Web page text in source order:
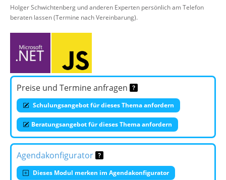
Holger Schwichtenberg und anderen Experten persönlich am Telefon
beraten lassen (Termine nach Vereinbarung).
Preise und Termine anfragen
Schulungsangebot für dieses Thema anfordern
Beratungsangebot für dieses Thema anfordern
Agendakonfigurator
Dieses Modul merken im Agendakonfigurator